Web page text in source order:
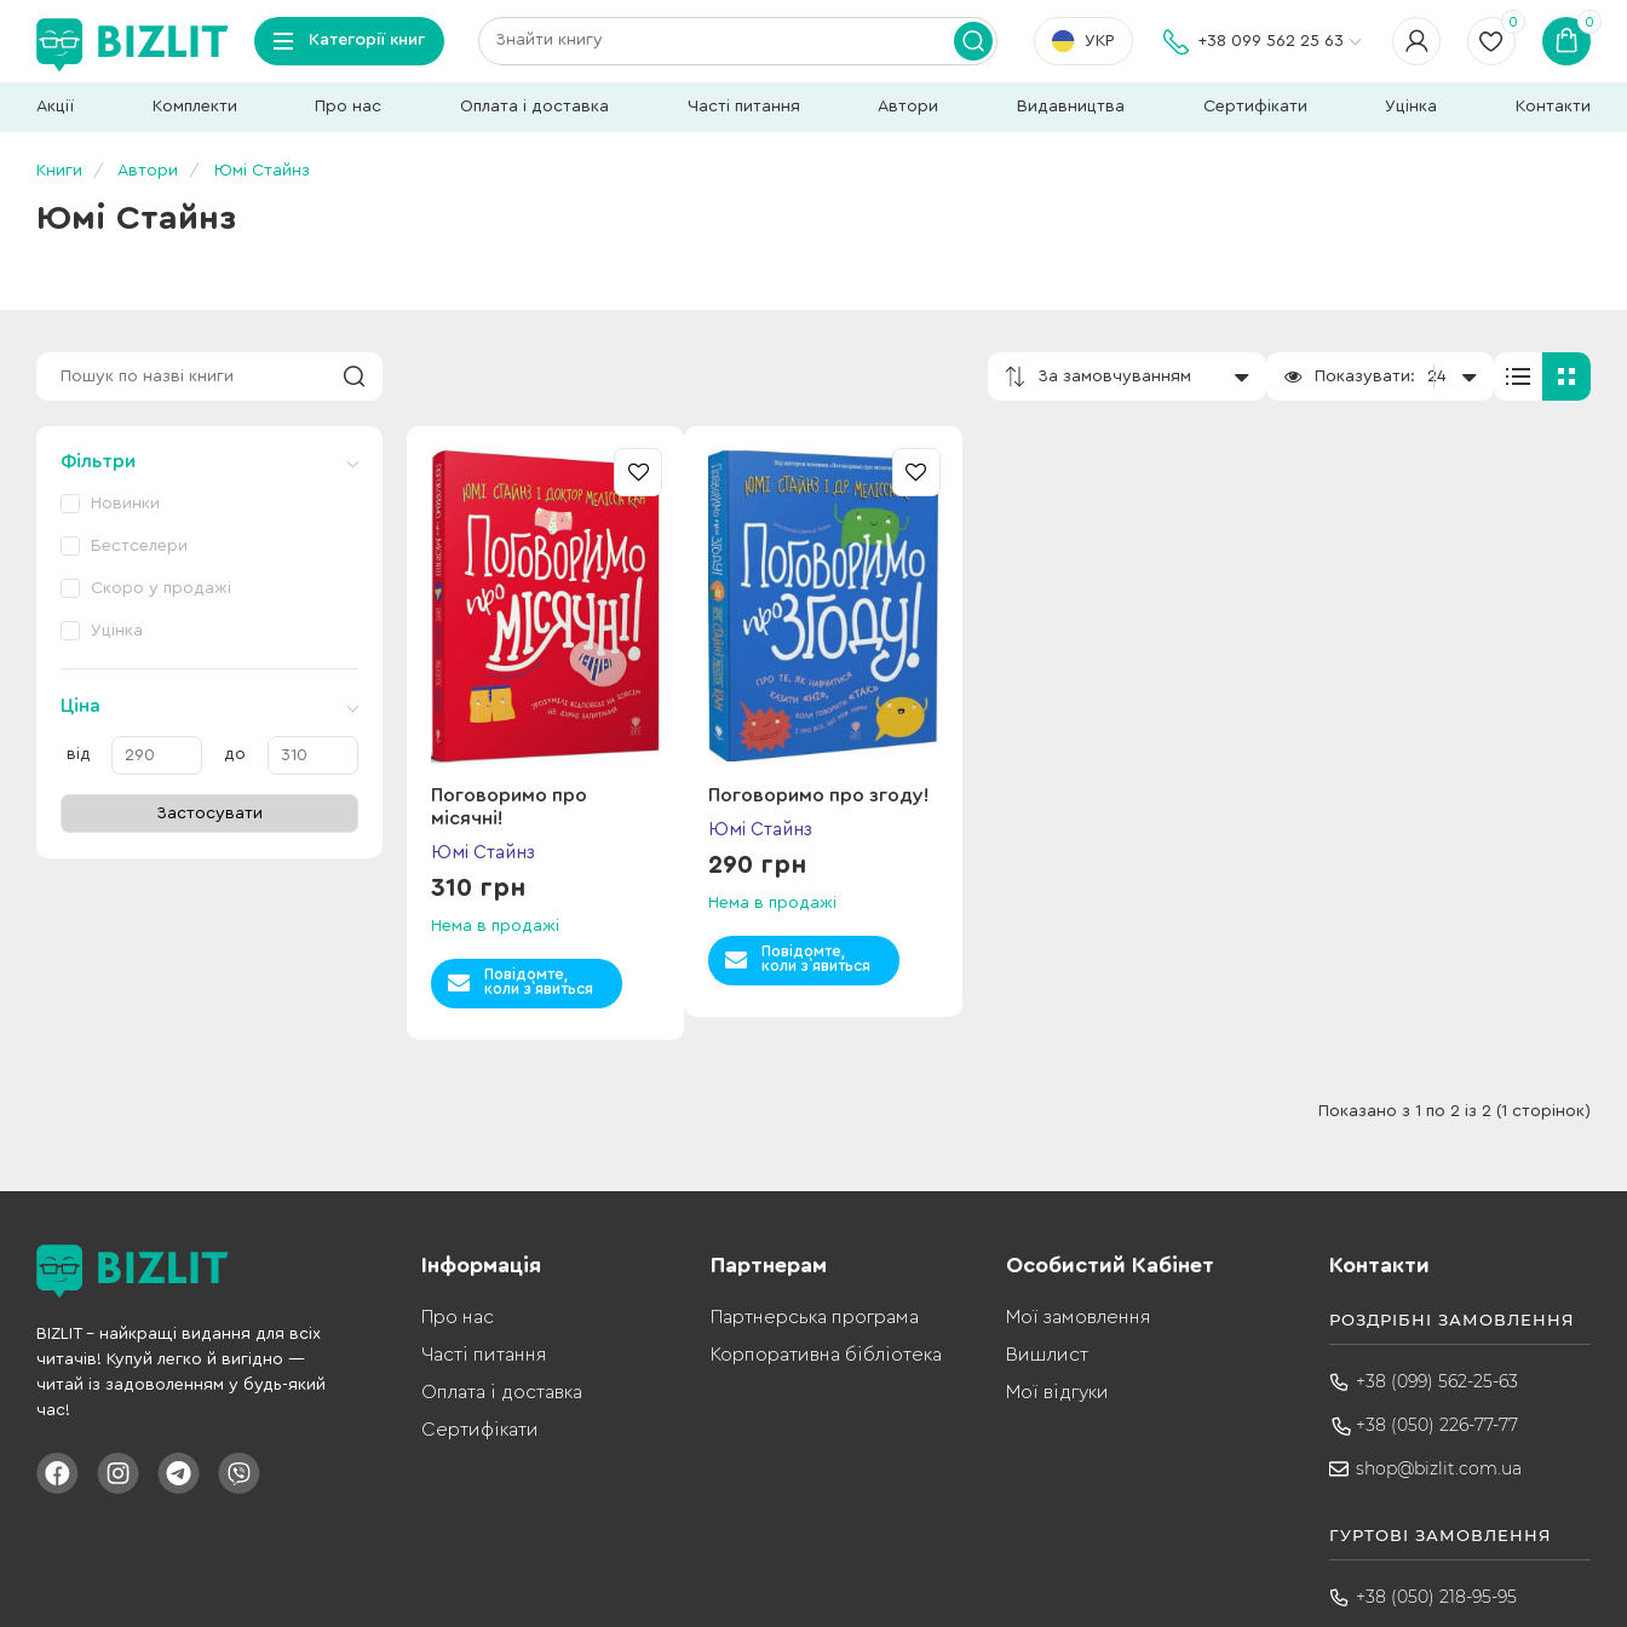
Категорії книг УКР +38 099 562 25 63
0 0
Акції Комплекти Про нас Оплата і доставка Часті питання Автори Видавництва Сертифікати Уцінка Контакти
Книги Автори Юмі Стайнз
Юмі Стайнз
За замовчуванням Показувати: 24
Фільтри
Новинки
Бестселери
Скоро у продажі
Уцінка
Ціна
від до
Застосувати
Поговоримо про
місячні!
Юмі Стайнз
310 грн
Нема в продажі
Повідомте,
коли з`явиться
Поговоримо про згоду!
Юмі Стайнз
290 грн
Нема в продажі
Повідомте,
коли з`явиться
Показано з 1 по 2 із 2 (1 сторінок)
BIZLIT – найкращі видання для всіх
читачів! Купуй легко й вигідно —
читай із задоволенням у будь-який
час!
Інформація
Про нас
Часті питання
Оплата і доставка
Сертифікати
Партнерам
Партнерська програма
Корпоративна бібліотека
Особистий Кабінет
Мої замовлення
Вишлист
Мої відгуки
Контакти
РОЗДРІБНІ ЗАМОВЛЕННЯ
+38 (099) 562-25-63
+38 (050) 226-77-77
shop@bizlit.com.ua
ГУРТОВІ ЗАМОВЛЕННЯ
+38 (050) 218-95-95